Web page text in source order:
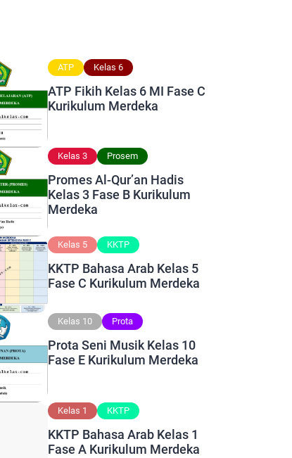
ATP Kelas 6
ATP Fikih Kelas 6 MI Fase C
Kurikulum Merdeka
Kelas 3 Prosem
Promes Al-Qur’an Hadis
Kelas 3 Fase B Kurikulum
Merdeka
Kelas 5 KKTP
KKTP Bahasa Arab Kelas 5
Fase C Kurikulum Merdeka
Kelas 10 Prota
Prota Seni Musik Kelas 10
Fase E Kurikulum Merdeka
Kelas 1 KKTP
KKTP Bahasa Arab Kelas 1
Fase A Kurikulum Merdeka